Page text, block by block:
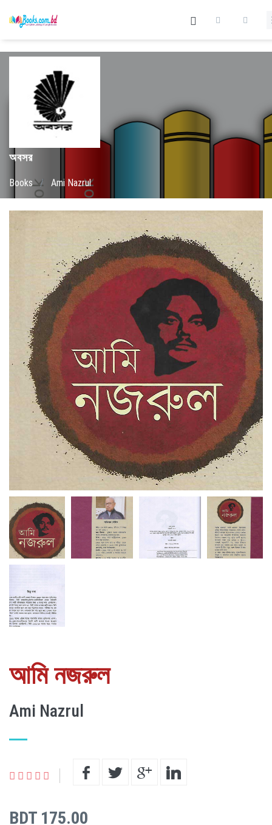
অবসর
Books / Ami Nazrul
আমি নজরুল
Ami Nazrul
BDT 175.00